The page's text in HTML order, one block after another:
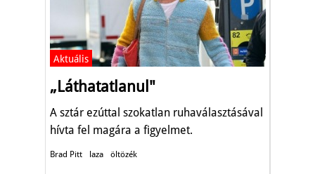
Aktuális
„Láthatatlanul"
A sztár ezúttal szokatlan ruhaválasztásával
hívta fel magára a figyelmet.
Brad Pitt laza öltözék